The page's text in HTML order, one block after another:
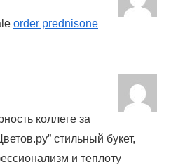
order prednisone
коллеге за
стильный букет,
и теплоту